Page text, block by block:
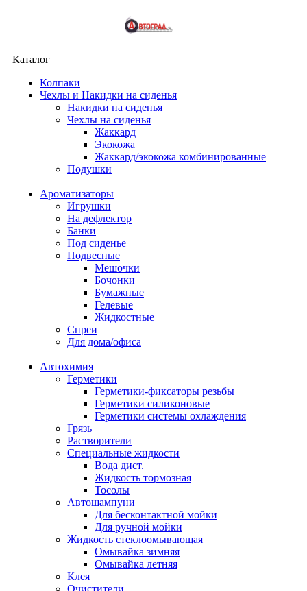
Каталог
Колпаки
Чехлы и Накидки на сиденья
Накидки на сиденья
Чехлы на сиденья
Жаккард
Экокожа
Жаккард/экокожа комбинированные
Подушки
Ароматизаторы
Игрушки
На дефлектор
Банки
Под сиденье
Подвесные
Мешочки
Бочонки
Бумажные
Гелевые
Жидкостные
Спреи
Для дома/офиса
Автохимия
Герметики
Герметики-фиксаторы резьбы
Герметики силиконовые
Герметики системы охлаждения
Грязь
Растворители
Специальные жидкости
Вода дист.
Жидкость тормозная
Тосолы
Автошампуни
Для бесконтактной мойки
Для ручной мойки
Жидкость стеклоомывающая
Омывайка зимняя
Омывайка летняя
Клея
Очистители